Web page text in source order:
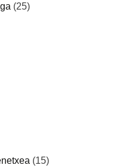
(25)
(15)